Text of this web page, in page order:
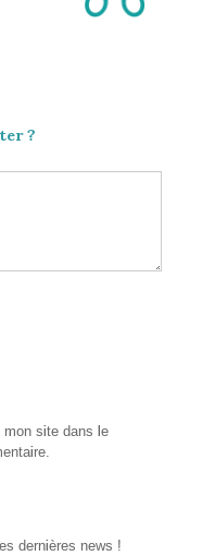
?
mon site dans le
dernières news !